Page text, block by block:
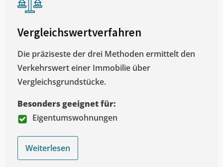
Vergleichswertverfahren
Die präziseste der drei Methoden ermittelt den
Verkehrswert einer Immobilie über
Vergleichsgrundstücke.
Besonders geeignet für:
Eigentumswohnungen
Weiterlesen